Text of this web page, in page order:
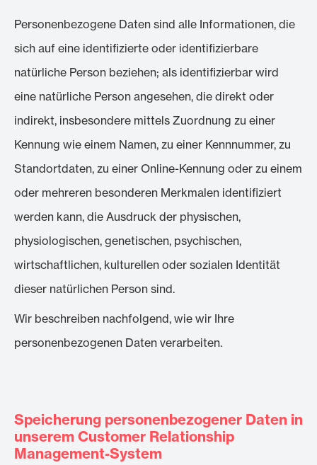
Personenbezogene Daten sind alle Informationen, die
sich auf eine identifizierte oder identifizierbare
natürliche Person beziehen; als identifizierbar wird
eine natürliche Person angesehen, die direkt oder
indirekt, insbesondere mittels Zuordnung zu einer
Kennung wie einem Namen, zu einer Kennnummer, zu
Standortdaten, zu einer Online-Kennung oder zu einem
oder mehreren besonderen Merkmalen identifiziert
werden kann, die Ausdruck der physischen,
physiologischen, genetischen, psychischen,
wirtschaftlichen, kulturellen oder sozialen Identität
dieser natürlichen Person sind.
Wir beschreiben nachfolgend, wie wir Ihre
personenbezogenen Daten verarbeiten.
Speicherung personenbezogener Daten in
unserem Customer Relationship
Management-System